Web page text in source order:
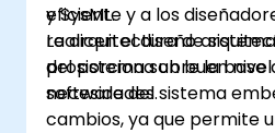
y SysML.
eficiente y a los
realicen el diseño
del sistema sobre la base
necesidades.
La arquitectura de
proporciona un buen
software del sistema
cambios, ya que permite